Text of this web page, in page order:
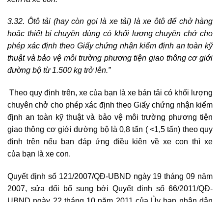
3.32. Ôtô tải (hay còn gọi là xe tải) là xe ôtô để chở hàng
hoặc thiết bị chuyên dùng có khối lượng chuyên chở cho
phép xác định theo Giấy chứng nhận kiểm định an toàn kỹ
thuật và bảo vệ môi trường phương tiện giao thông cơ giới
đường bộ từ 1.500 kg trở lên.”
Theo quy định trên, xe của bạn là xe bán tải có khối lượng
chuyên chở cho phép xác định theo Giấy chứng nhận kiểm
định an toàn kỹ thuật và bảo vệ môi trường phương tiện
giao thông cơ giới đường bộ là 0,8 tấn ( <1,5 tấn) theo quy
định trên nếu bạn đáp ứng điều kiện về xe con thì xe
của bạn là xe con.
Quyết định số 121/2007/QĐ-UBND ngày 19 tháng 09 năm
2007, sửa đổi bổ sung bởi Quyết định số 66/2011/QĐ-